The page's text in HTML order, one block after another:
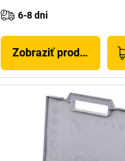
6-8 dni
Zobraziť produkt